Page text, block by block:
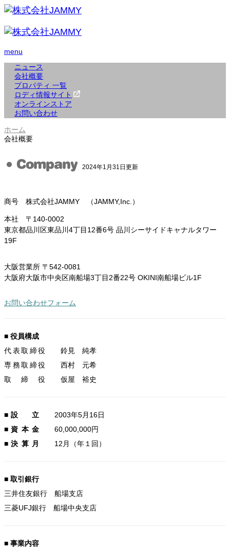
menu
ニュース
会社概要
プロパティ 一覧
ロディ情報サイト
オンラインストア
お問い合わせ
ホーム
会社概要
2024年1月31日更新
商号 株式会社JAMMY （JAMMY,Inc.）
本社 〒140-0002
東京都品川区東品川4丁目12番6号 品川シーサイドキャナルタワー
19F
大阪営業所 〒542-0081
大阪府大阪市中央区南船場3丁目2番22号 OKINI南船場ビル1F
お問い合わせフォーム
■ 役員構成
代表取締役
鈴見 純孝
専務取締役
西村 元希
取締役
仮屋 裕史
■ 設立
2003年5月16日
■ 資本金
60,000,000円
■ 決算月 12月（年１回）
■ 取引銀行
三井住友銀行 船場支店
三菱UFJ銀行 船場中央支店
■ 事業内容